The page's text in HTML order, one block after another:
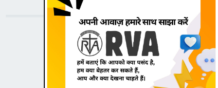
STAY CONNECTED WITH US!